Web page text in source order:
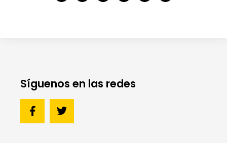
Síguenos en las redes